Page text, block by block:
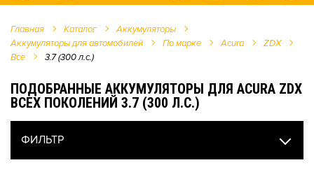
Главная Каталог
Аккумуляторы
Аккумуляторы для автомобилей
По марке Acura
ZDX
Все
3.7 (300 л.с.)
ПОДОБРАННЫЕ АККУМУЛЯТОРЫ ДЛЯ ACURA ZDX
ВСЕХ ПОКОЛЕНИЙ 3.7 (300 Л.С.)
ФИЛЬТР